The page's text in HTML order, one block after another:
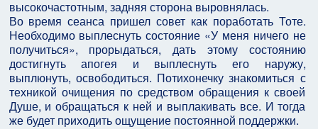
высокочастотным, задняя сторона выровнялась.
Во время сеанса пришел совет как поработать Тоте.
Необходимо выплеснуть состояние «У меня ничего не
получиться», прорыдаться, дать этому состоянию
достигнуть апогея и выплеснуть его наружу,
выплюнуть, освободиться. Потихонечку знакомиться с
техникой очищения по средством обращения к своей
Душе, и обращаться к ней и выплакивать все. И тогда
же будет приходить ощущение постоянной поддержки.